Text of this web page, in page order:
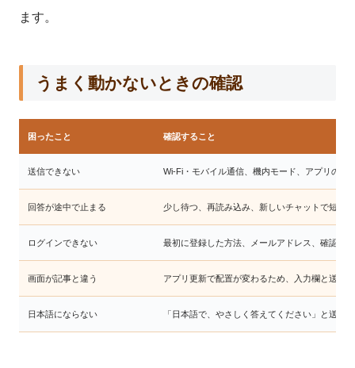
ます。
うまく動かないときの確認
困ったこと 確認すること
送信できない Wi-Fi・モバイル通信、機内モード、アプリの更
回答が途中で止まる 少し待つ、再読み込み、新しいチャットで短く
ログインできない 最初に登録した方法、メールアドレス、確認コ
画面が記事と違う アプリ更新で配置が変わるため、入力欄と送信
日本語にならない 「日本語で、やさしく答えてください」と送る